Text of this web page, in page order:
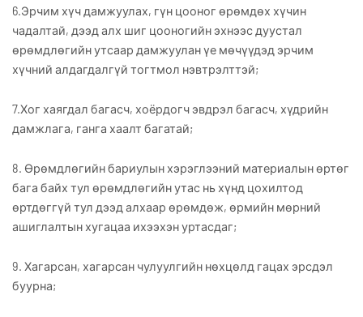
6.Эрчим хүч дамжуулах, гүн цооног өрөмдөх хүчин
чадалтай, дээд алх шиг цооногийн эхнээс дуустал
өрөмдлөгийн утсаар дамжуулан үе мөчүүдэд эрчим
хүчний алдагдалгүй тогтмол нэвтрэлттэй;
7.Хог хаягдал багасч, хоёрдогч эвдрэл багасч, хүдрийн
дамжлага, ганга хаалт багатай;
8. Өрөмдлөгийн бариулын хэрэглээний материалын өртөг
бага байх тул өрөмдлөгийн утас нь хүнд цохилтод
өртдөггүй тул дээд алхаар өрөмдөж, өрмийн мөрний
ашиглалтын хугацаа ихээхэн уртасдаг;
9. Хагарсан, хагарсан чулуулгийн нөхцөлд гацах эрсдэл
буурна;